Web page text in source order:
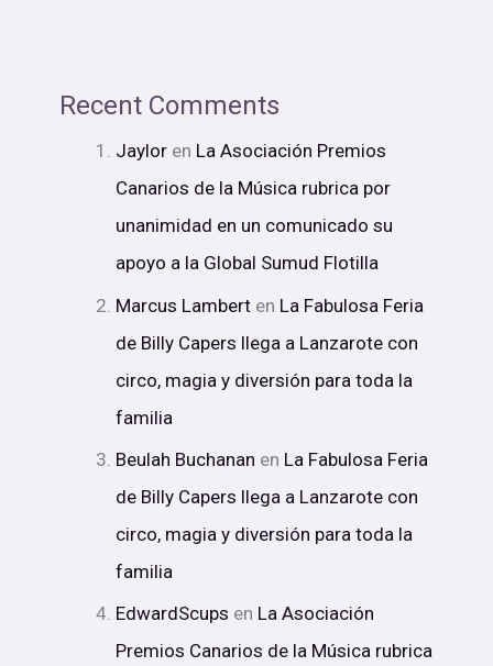
Recent Comments
Jaylor en La Asociación Premios
Canarios de la Música rubrica por
unanimidad en un comunicado su
apoyo a la Global Sumud Flotilla
Marcus Lambert en La Fabulosa Feria
de Billy Capers llega a Lanzarote con
circo, magia y diversión para toda la
familia
Beulah Buchanan en La Fabulosa Feria
de Billy Capers llega a Lanzarote con
circo, magia y diversión para toda la
familia
EdwardScups en La Asociación
Premios Canarios de la Música rubrica